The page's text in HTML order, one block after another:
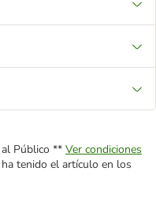
Público ** Ver condiciones
tenido el artículo en los